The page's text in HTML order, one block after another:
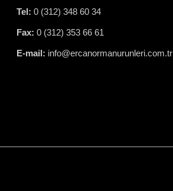
Tel: 0 (312) 348 60 34
Fax: 0 (312) 353 66 61
E-mail: info@ercanormanurunleri.com.tr